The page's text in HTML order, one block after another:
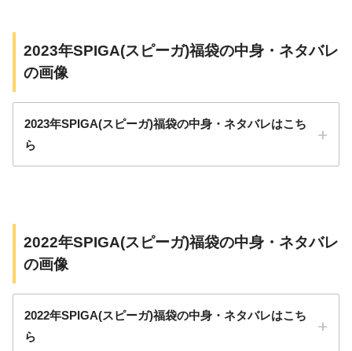
2023年SPIGA(スピーガ)福袋の中身・ネタバレ
の画像
2023年SPIGA(スピーガ)福袋の中身・ネタバレはこち
ら
2022年SPIGA(スピーガ)福袋の中身・ネタバレ
の画像
2022年SPIGA(スピーガ)福袋の中身・ネタバレはこち
ら